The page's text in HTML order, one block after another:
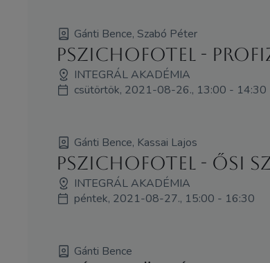
Gánti Bence, Szabó Péter
PSZICHOFOTEL -
INTEGRÁL AKADÉMIA
csütörtök, 2021-08-26., 13:00 - 14:30
Gánti Bence, Kassai Lajos
PSZICHOFOTEL -
INTEGRÁL AKADÉMIA
péntek, 2021-08-27., 15:00 - 16:30
Gánti Bence